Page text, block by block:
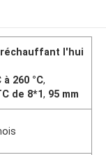
l'hui
260 °C,
de 8*1, 95 mm